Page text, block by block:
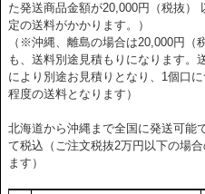
た発送商品金額が20,000円（税抜）
定の送料がかかります。）
（※沖縄、離島の場合は20,000円（
も、送料別途見積もりになります。
により別途お見積りとなり、1個口
程度の送料となります）
北海道から沖縄まで全国に発送可能
て税込（ご注文税抜2万円以下の場
ます）